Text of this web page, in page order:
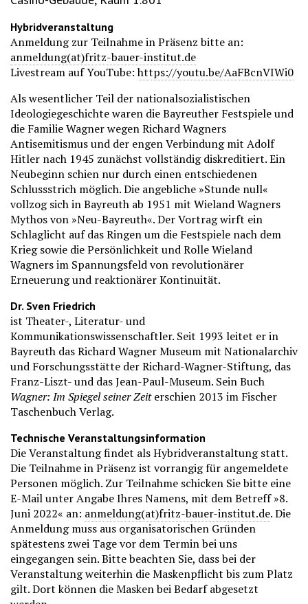
Hybridveranstaltung
Anmeldung zur Teilnahme in Präsenz bitte an:
anmeldung(at)fritz-bauer-institut.de
Livestream auf YouTube:https://youtu.be/AaFBcnVIWi0
Als wesentlicher Teil der nationalsozialistischen
Ideologiegeschichte waren die Bayreuther Festspiele und
die Familie Wagner wegen Richard Wagners
Antisemitismus und der engen Verbindung mit Adolf
Hitler nach 1945 zunächst vollständig diskreditiert. Ein
Neubeginn schien nur durch einen entschiedenen
Schlussstrich möglich. Die angebliche »Stunde null«
vollzog sich in Bayreuth ab 1951 mit Wieland Wagners
Mythos von »Neu-Bayreuth«. Der Vortrag wirft ein
Schlaglicht auf das Ringen um die Festspiele nach dem
Krieg sowie die Persönlichkeit und Rolle Wieland
Wagners im Spannungsfeld von revolutionärer
Erneuerung und reaktionärer Kontinuität.
Dr. Sven Friedrich
ist Theater-, Literatur- und
Kommunikationswissenschaftler. Seit 1993 leitet er in
Bayreuth das Richard Wagner Museum mit Nationalarchiv
und Forschungsstätte der Richard-Wagner-Stiftung, das
Franz-Liszt- und das Jean-Paul-Museum. Sein Buch
Wagner: Im Spiegel seiner Zeiterschien 2013 im Fischer
Taschenbuch Verlag.
Technische Veranstaltungsinformation
Die Veranstaltung findet als Hybridveranstaltung statt.
Die Teilnahme in Präsenz ist vorrangig für angemeldete
Personen möglich. Zur Teilnahme schicken Sie bitte eine
E-Mail unter Angabe Ihres Namens, mit dem Betreff »8.
Juni 2022« an: anmeldung(at)fritz-bauer-institut.de. Die
Anmeldung muss aus organisatorischen Gründen
spätestens zwei Tage vor dem Termin bei uns
eingegangen sein. Bitte beachten Sie, dass bei der
Veranstaltung weiterhin die Maskenpflicht bis zum Platz
gilt. Dort können die Masken bei Bedarf abgesetzt